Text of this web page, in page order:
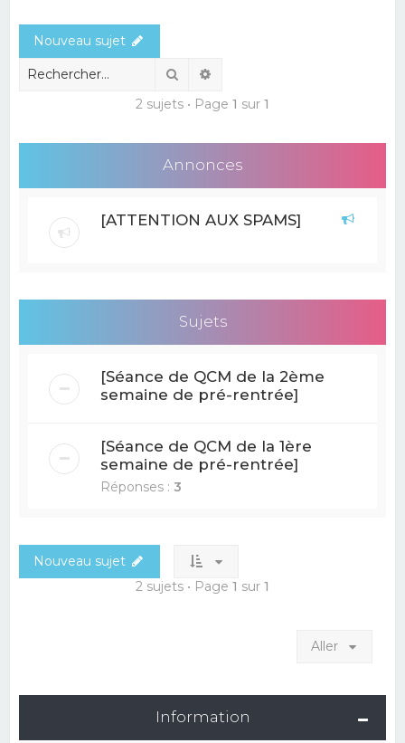
r
Nouveau sujet
Rechercher
2 sujets • Page 1 sur 1
Annonces
[ATTENTION AUX SPAMS]
Sujets
[Séance de QCM de la 2ème
semaine de pré-rentrée]
[Séance de QCM de la 1ère
semaine de pré-rentrée]
Réponses :3
Nouveau sujet
2 sujets • Page 1 sur 1
Aller
Information